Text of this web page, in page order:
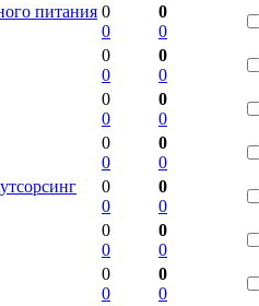
питания 0
0
0
0
0
0
0
0
0
0
0
0
0
0
0
0
0
0
0
0
0
0
0
0
0
0
0
0